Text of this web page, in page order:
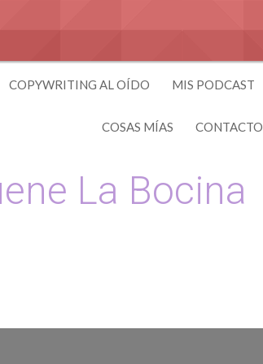
COPYWRITING AL OÍDO MIS PODCAST
COSAS MÍAS CONTACTO
La Bocina